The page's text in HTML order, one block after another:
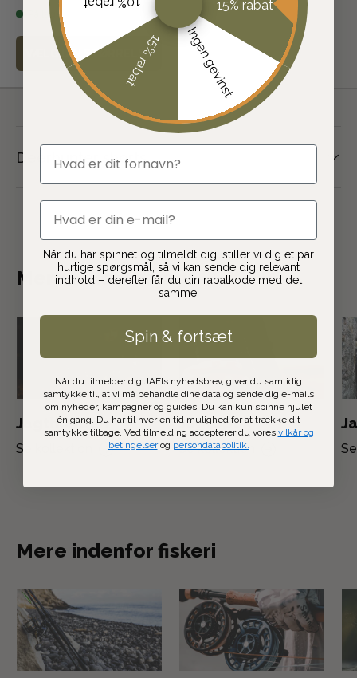
På lager
VÆLG DIN STØRRELSE
Deerhunter shorts
Mere indenfor jagt
Jagthunden
Se kollektion
Jagtoptik
Se kollektion
Mere indenfor fiskeri
15% rabat
Ingen gevinst
15% rabat
fornavn
email
Når du har spinnet og tilmeldt dig, stiller vi dig et par
hurtige spørgsmål, så vi kan sende dig relevant
indhold – derefter får du din rabatkode med det
samme.
Spin & fortsæt
Når du tilmelder dig JAFIs nyhedsbrev, giver du samtidig
samtykke til, at vi må behandle dine data og sende dig e-mails
om nyheder, kampagner og guides. Du kan kun spinne hjulet
én gang. Du har til hver en tid mulighed for at trække dit
samtykke tilbage. Ved tilmelding accepterer du vores vilkår og
betingelserog persondatapolitik.